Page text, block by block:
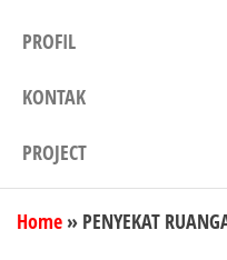
PROFIL
KONTAK
PROJECT
Home » PENYEKAT